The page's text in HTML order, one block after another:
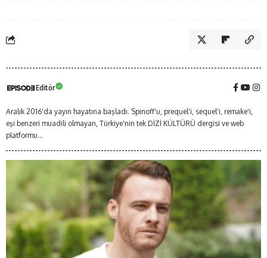
Editör
Aralık 2016'da yayın hayatına başladı. Spinoff'u, prequel'i, sequel'i, remake'i,
eşi benzeri muadili olmayan, Türkiye'nin tek DİZİ KÜLTÜRÜ dergisi ve web
platformu...